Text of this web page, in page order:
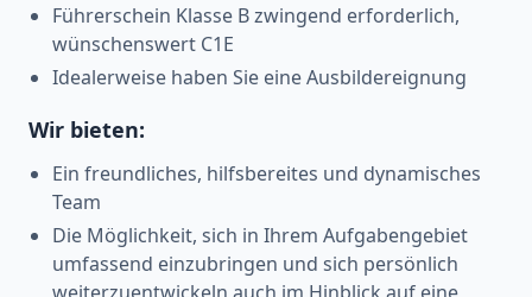
Führerschein Klasse B zwingend erforderlich,
wünschenswert C1E
Idealerweise haben Sie eine Ausbildereignung
Wir bieten:
Ein freundliches, hilfsbereites und dynamisches
Team
Die Möglichkeit, sich in Ihrem Aufgabengebiet
umfassend einzubringen und sich persönlich